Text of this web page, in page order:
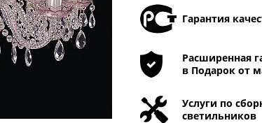
Гарантия
Расширенная
в Подарок от
Услуги по
светильников